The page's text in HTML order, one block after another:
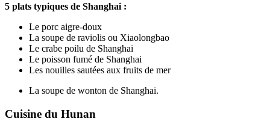
5 plats typiques de Shanghai :
Le porc aigre-doux
La soupe de raviolis ou Xiaolongbao
Le crabe poilu de Shanghai
Le poisson fumé de Shanghai
Les nouilles sautées aux fruits de mer
La soupe de wonton de Shanghai.
Cuisine du Hunan